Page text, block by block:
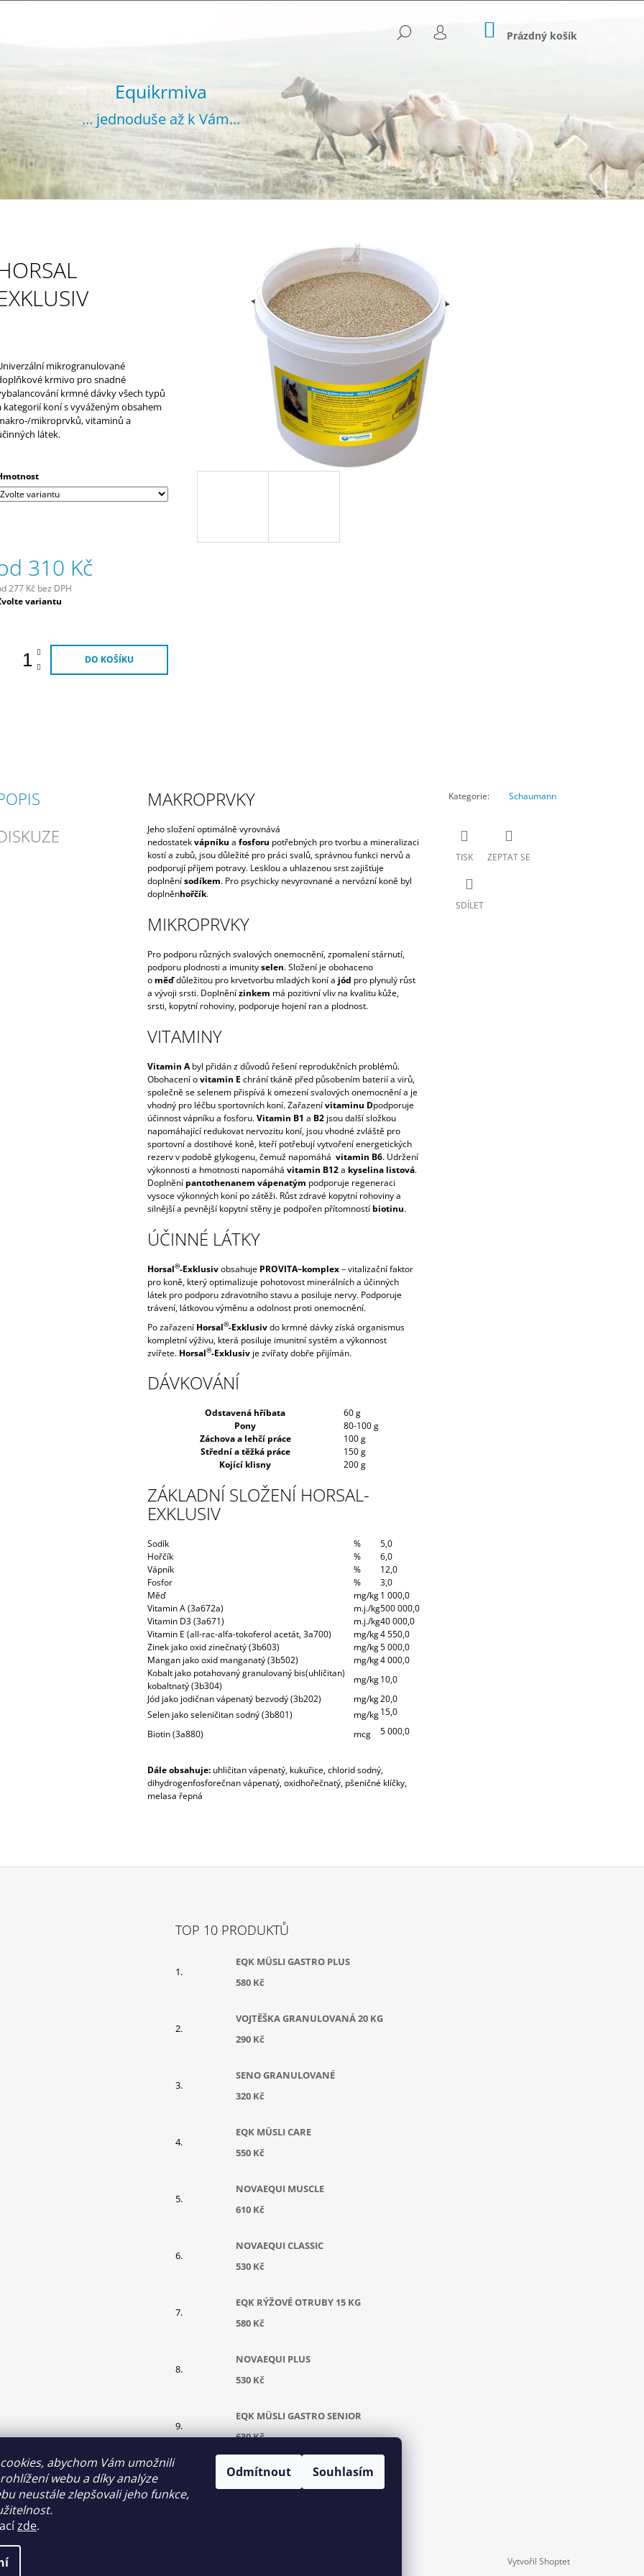
abychom Vám umožnili
webu a díky analýze
neustále zlepšovali jeho funkce,
zde.
Odmítnout Souhlasím
HLEDAT
PŘIHLÁŠENÍ
NÁKUPNÍ
KOŠÍK
Prázdný košík
Equikrmiva
... jednoduše až k Vám...
mikrogranulované
krmivo pro snadné
krmné dávky všech typů
kategorií koní s vyváženým obsahem
mikroprvků, vitaminů a
látek.
310 Kč
277 Kč bez DPH
variantu
DO KOŠÍKU
MAKROPRVKY
Jeho složení optimálně vyrovnává
nedostatek vápníku a fosforu potřebných pro tvorbu a mineralizaci
kostí a zubů, jsou důležité pro práci svalů, správnou funkci nervů a
podporují příjem potravy. Lesklou a uhlazenou srst zajišťuje
doplněnísodíkem. Pro psychicky nevyrovnané a nervózní koně byl
doplněnhořčík.
MIKROPRVKY
Pro podporu různých svalových onemocnění, zpomalení stárnutí,
podporu plodnosti a imunityselen. Složení je obohaceno
o měď důležitou pro krvetvorbu mladých koní a jód pro plynulý růst
a vývoji srsti. Doplněnízinkem má pozitivní vliv na kvalitu kůže,
srsti, kopytní rohoviny, podporuje hojení ran a plodnost.
VITAMINY
Vitamin A byl přidán z důvodů řešení reprodukčních problémů.
Obohacení ovitamin E chrání tkáně před působením baterií a virů,
společně se selenem přispívá k omezení svalových onemocnění a je
vhodný pro léčbu sportovních koní. Zařazenívitaminu Dpodporuje
účinnost vápníku a fosforu.Vitamin B1 a B2 jsou další složkou
napomáhající redukovat nervozitu koní, jsou vhodné zvláště pro
sportovní a dostihové koně, kteří potřebují vytvoření energetických
rezerv v podobě glykogenu, čemuž napomáhá vitamin B6. Udržení
výkonnosti a hmotnosti napomáhá vitamin B12 a kyselina listová.
Doplnění pantothenanem vápenatým podporuje regeneraci
vysoce výkonných koní po zátěži. Růst zdravé kopytní rohoviny a
silnější a pevnější kopytní stěny je podpořen přítomností biotinu.
ÚČINNÉ LÁTKY
Horsal®-Exklusiv obsahuje PROVITA–komplex – vitalizační faktor
pro koně, který optimalizuje pohotovost minerálních a účinných
látek pro podporu zdravotního stavu a posiluje nervy. Podporuje
trávení, látkovou výměnu a odolnost proti onemocnění.
Po zařazení Horsal®-Exklusiv do krmné dávky získá organismus
kompletní výživu, která posiluje imunitní systém a výkonnost
zvířete. Horsal®-Exklusiv je zvířaty dobře přijímán.
DÁVKOVÁNÍ
Odstavená hříbata
60 g
Pony
80-100 g
Záchova a lehčí práce
100 g
Střední a těžká práce
150 g
Kojící klisny
200 g
ZÁKLADNÍ SLOŽENÍ HORSAL-
EXKLUSIV
Sodík %
5,0
Hořčík
%
6,0
Vápník
%
12,0
Fosfor
%
3,0
Měď
mg/kg 1 000,0
Vitamin A (3a672a)
m.j./kg500 000,0
Vitamin D3 (3a671)
m.j./kg40 000,0
Vitamin E (all-rac-alfa-tokoferol acetát, 3a700)
mg/kg4 550,0
Zinek jako oxid zinečnatý (3b603)
mg/kg5 000,0
Mangan jako oxid manganatý (3b502)
mg/kg4 000,0
Kobalt jako potahovaný granulovaný bis(uhličitan)
kobaltnatý (3b304)
mg/kg 10,0
Jód jako jodičnan vápenatý bezvodý (3b202)
mg/kg20,0
Selen jako seleničitan sodný (3b801)
mg/kg 15,0
Biotin (3a880)
mcg 5 000,0
Dále obsahuje: uhličitan vápenatý, kukuřice, chlorid sodný,
dihydrogenfosforečnan vápenatý, oxidhořečnatý, pšeničné klíčky,
melasa řepná
Kategorie: Schaumann
TISK ZEPTAT SE
SDÍLET
CO POTŘEBUJETE NAJÍT?
HLEDAT
DOPORUČUJEME
SENO GRANULOVANÉ
320 Kč
TOP 10 PRODUKTŮ
EQK MÜSLI GASTRO PLUS
580 Kč
VOJTĚŠKA GRANULOVANÁ 20 KG
290 Kč
SENO GRANULOVANÉ
320 Kč
EQK MÜSLI CARE
550 Kč
NOVAEQUI MUSCLE
610 Kč
NOVAEQUI CLASSIC
530 Kč
EQK RÝŽOVÉ OTRUBY 15 KG
580 Kč
NOVAEQUI PLUS
530 Kč
EQK MÜSLI GASTRO SENIOR
630 Kč
KONOPNÝ OLEJ 5 L
700 Kč
Vytvořil Shoptet
cookies